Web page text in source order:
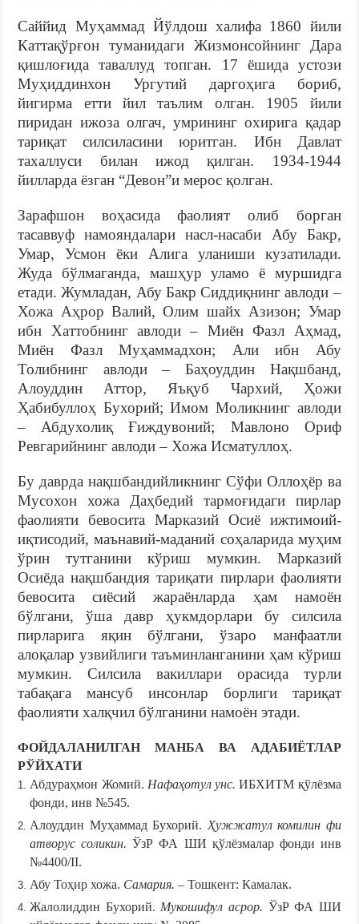
Саййид Муҳаммад Йўлдош халифа 1860 йили
Каттақўрғон туманидаги Жизмонсойнинг Дара
қишлоғида таваллуд топган. 17 ёшида устози
Муҳиддинхон Ургутий даргоҳига бориб,
йигирма етти йил таълим олган. 1905 йили
пиридан ижоза олгач, умрининг охирига қадар
тариқат силсиласини юритган. Ибн Давлат
тахаллуси билан ижод қилган. 1934-1944
йилларда ёзган “Девон”и мерос қолган.
Зарафшон воҳасида фаолият олиб борган
тасаввуф намояндалари насл-насаби Абу Бакр,
Умар, Усмон ёки Алига уланиши кузатилади.
Жуда бўлмаганда, машҳур уламо ё муршидга
етади. Жумладан, Абу Бакр Сиддиқнинг авлоди –
Хожа Аҳрор Валий, Олим шайх Азизон; Умар
ибн Хаттобнинг авлоди – Миён Фазл Аҳмад,
Миён Фазл Муҳаммадхон; Али ибн Абу
Толибнинг авлоди – Баҳоуддин Нақшбанд,
Алоуддин Аттор, Яъқуб Чархий, Ҳожи
Ҳабибуллоҳ Бухорий; Имом Моликнинг авлоди
– Абдухолиқ Ғиждувоний; Мавлоно Ориф
Ревгарийнинг авлоди – Хожа Исматуллоҳ.
Бу даврда нақшбандийликнинг Сўфи Оллоҳёр ва
Мусохон хожа Даҳбедий тармоғидаги пирлар
фаолияти бевосита Марказий Осиё ижтимоий-
иқтисодий, маънавий-маданий соҳаларида муҳим
ўрин тутганини кўриш мумкин. Марказий
Осиёда нақшбандия тариқати пирлари фаолияти
бевосита сиёсий жараёнларда ҳам намоён
бўлгани, ўша давр ҳукмдорлари бу силсила
пирларига яқин бўлгани, ўзаро манфаатли
алоқалар узвийлиги таъминланганини ҳам кўриш
мумкин. Силсила вакиллари орасида турли
табақага мансуб инсонлар борлиги тариқат
фаолияти халқчил бўлганини намоён этади.
ФОЙДАЛАНИЛГАН МАНБА ВА АДАБИЁТЛАР
РЎЙХАТИ
Абдураҳмон Жомий. Нафаҳотул унс. ИБХИТМ қўлёзма
фонди, инв №545.
Алоуддин Муҳаммад Бухорий. Ҳужжатул комилин фи
атворус соликин. ЎзР ФА ШИ қўлёзмалар фонди инв
№4400/II.
Абу Тоҳир хожа. Самария. – Тошкент: Камалак.
Жалолиддин Бухорий. Мукошифул асрор. ЎзР ФА ШИ